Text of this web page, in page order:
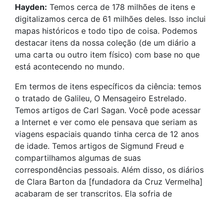
Hayden: Temos cerca de 178 milhões de itens e
digitalizamos cerca de 61 milhões deles. Isso inclui
mapas históricos e todo tipo de coisa. Podemos
destacar itens da nossa coleção (de um diário a
uma carta ou outro item físico) com base no que
está acontecendo no mundo.
Em termos de itens específicos da ciência: temos
o tratado de Galileu, O Mensageiro Estrelado.
Temos artigos de Carl Sagan. Você pode acessar
a Internet e ver como ele pensava que seriam as
viagens espaciais quando tinha cerca de 12 anos
de idade. Temos artigos de Sigmund Freud e
compartilhamos algumas de suas
correspondências pessoais. Além disso, os diários
de Clara Barton da [fundadora da Cruz Vermelha]
acabaram de ser transcritos. Ela sofria de